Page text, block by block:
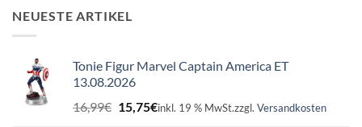
NEUESTE ARTIKEL
Tonie Figur Marvel Captain America ET
13.08.2026
16,99€ Ursprünglicher
Preis
15,75€Aktueller
inkl. 19 % MwSt.zzgl. Versandkosten